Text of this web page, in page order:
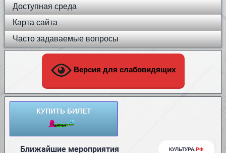
Доступная среда
Карта сайта
Часто задаваемые вопросы
Версия для слабовидящих
КУПИТЬ БИЛЕТ